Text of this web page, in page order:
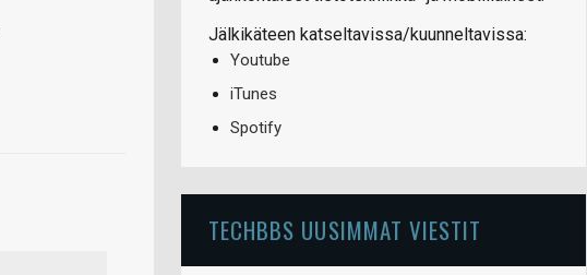
Jälkikäteen katseltavissa/kuunneltavissa:
Youtube
iTunes
Spotify
TECHBBS UUSIMMAT VIESTIT